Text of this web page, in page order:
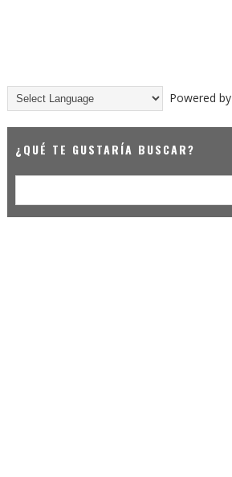
Powered by
¿QUÉ TE GUSTARÍA BUSCAR?